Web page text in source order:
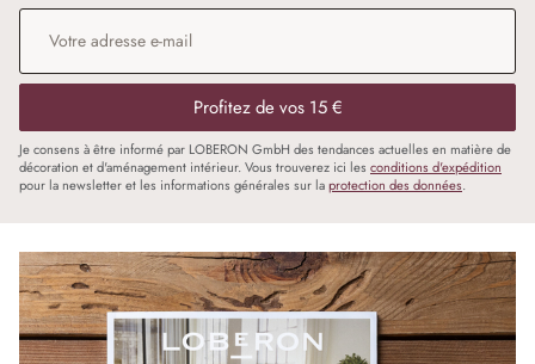
Adresse e-mail
Profitez de vos 15 €
Je consens à être informé par LOBERON GmbH des tendances actuelles en matière de
décoration et d'aménagement intérieur. Vous trouverez ici les conditions d'expédition
pour la newsletter et les informations générales sur laprotection des données.